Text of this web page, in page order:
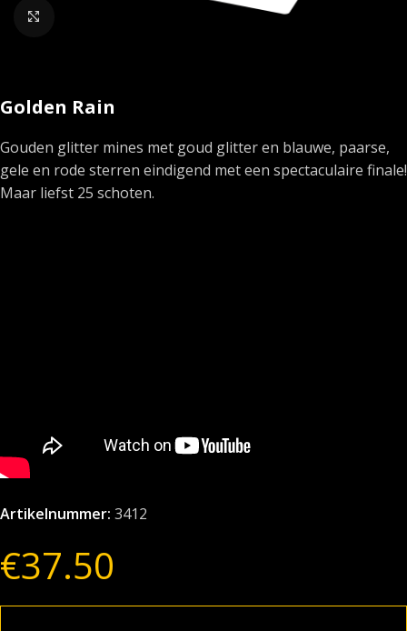
Golden Rain
Gouden glitter mines met goud glitter en blauwe, paarse,
gele en rode sterren eindigend met een spectaculaire finale!
Maar liefst 25 schoten.
Artikelnummer: 3412
€37.50